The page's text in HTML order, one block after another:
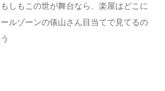
しもこの世が舞台なら、楽屋はどこに
ルゾーンの俵山さん目当てで見てるの